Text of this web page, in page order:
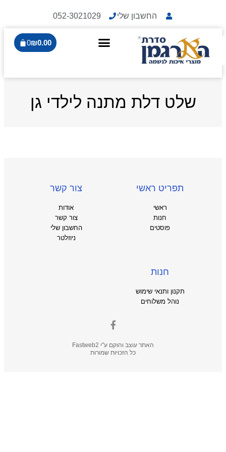
החשבון שלי 052-3021029
₪0.00
0
שלט דלת מתנה לילדי גן
תפריט ראשי
ראשי
חנות
פוסטים
צור קשר
אודות
צור קשר
החשבון שלי
ניוזלטר
חנות
תקנון ותנאי שימוש
נוהל משלוחים
האתר עוצב והוקם ע"י Fastweb2
כל הזכויות שמורות